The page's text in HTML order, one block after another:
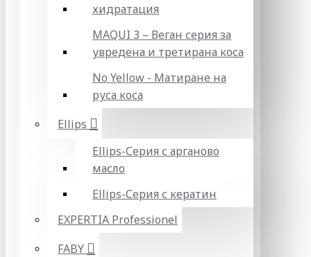
хидратация
MAQUI 3 – Веган серия за
увредена и третирана коса
No Yellow - Матиране на
руса коса
Ellips
Ellips-Серия с арганово
масло
Ellips-Серия с кератин
EXPERTIA Professionel
FABY